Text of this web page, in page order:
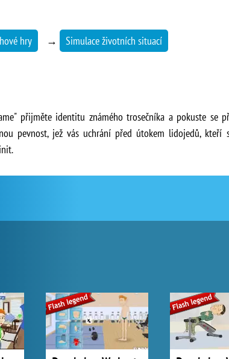
hry → Simulace životních situací
přijměte identitu známého trosečníka a pokuste se
pevnost, jež vás uchrání před útokem lidojedů,